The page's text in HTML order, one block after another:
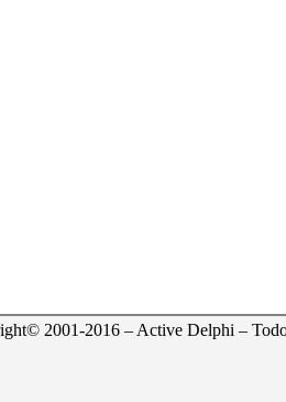
2001-2016 – Active Delphi –